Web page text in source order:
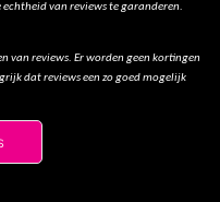
van reviews te garanderen.
van reviews. Er worden geen kortingen
dat reviews een zo goed mogelijk